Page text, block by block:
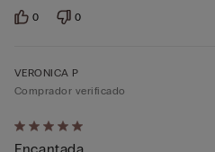
0 0
Calificación
VERONICA P
Comprador verificado